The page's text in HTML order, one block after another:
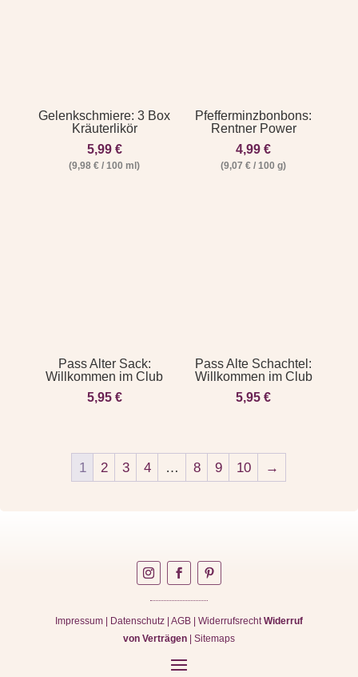
Gelenkschmiere: 3 Box
Kräuterlikör
5,99 €
(9,98€ / 100 ml)
Pfefferminzbonbons:
Rentner Power
4,99€
(9,07€ / 100 g)
Pass Alter Sack:
Willkommen im Club
5,95 €
Pass Alte Schachtel:
Willkommen im Club
5,95€
1 2 3 4 … 8 9 10 →
Impressum| Datenschutz| AGB| WiderrufsrechtWiderruf
von Verträgen| Sitemaps